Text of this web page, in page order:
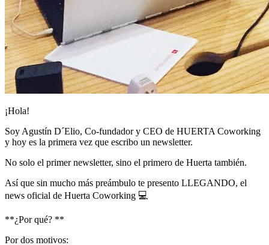
¡Hola!
Soy Agustín D´Elio, Co-fundador y CEO de HUERTA Coworking
y hoy es la primera vez que escribo un newsletter.
No solo el primer newsletter, sino el primero de Huerta también.
Así que sin mucho más preámbulo te presento LLEGANDO, el
news oficial de Huerta Coworking 💻
**¿Por qué? **
Por dos motivos: